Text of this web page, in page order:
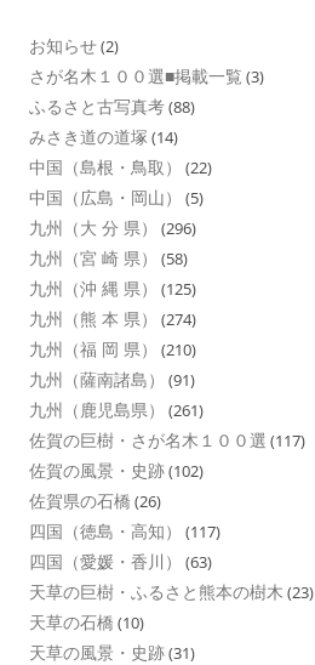
お知らせ(2)
さが名木１００選■掲載一覧 (3)
ふるさと古写真考(88)
みさき道の道塚 (14)
中国（島根・鳥取） (22)
中国（広島・岡山） (5)
九州（大 分 県） (296)
九州（宮 崎 県） (58)
九州（沖 縄 県） (125)
九州（熊 本 県） (274)
九州（福 岡 県） (210)
九州（薩南諸島） (91)
九州（鹿児島県） (261)
佐賀の巨樹・さが名木１００選 (117)
佐賀の風景・史跡(102)
佐賀県の石橋 (26)
四国（徳島・高知） (117)
四国（愛媛・香川） (63)
天草の巨樹・ふるさと熊本の樹木 (23)
天草の石橋 (10)
天草の風景・史跡(31)